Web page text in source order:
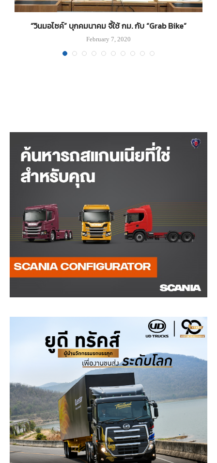
“วินมอไซค์” บุกคมนาคม จี้ใช้ กม. กับ “Grab Bike”
February 7, 2020